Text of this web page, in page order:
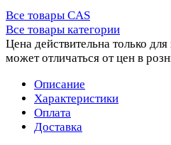
Все товары CAS
Все товары категории
Цена действительна только
может отличаться от цен в
Описание
Характеристики
Оплата
Доставка